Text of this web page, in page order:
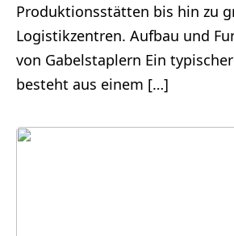
Produktionsstätten bis hin zu
Logistikzentren. Aufbau und
von Gabelstaplern Ein
besteht aus einem […]